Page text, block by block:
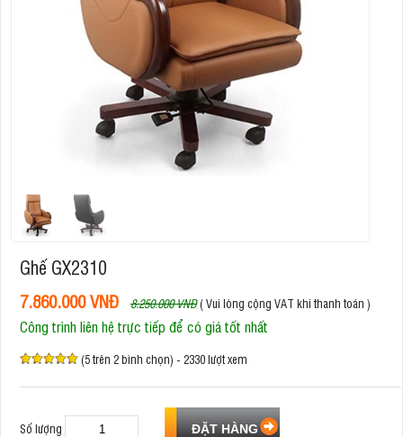
Ghế GX2310
7.860.000 VNĐ 8.250.000 VNĐ( Vui lòng cộng VAT khi thanh toán )
Công trình liên hệ trực tiếp để có giá tốt nhất
(5 trên 2 bình chọn) - 2330 lượt xem
Số lượng